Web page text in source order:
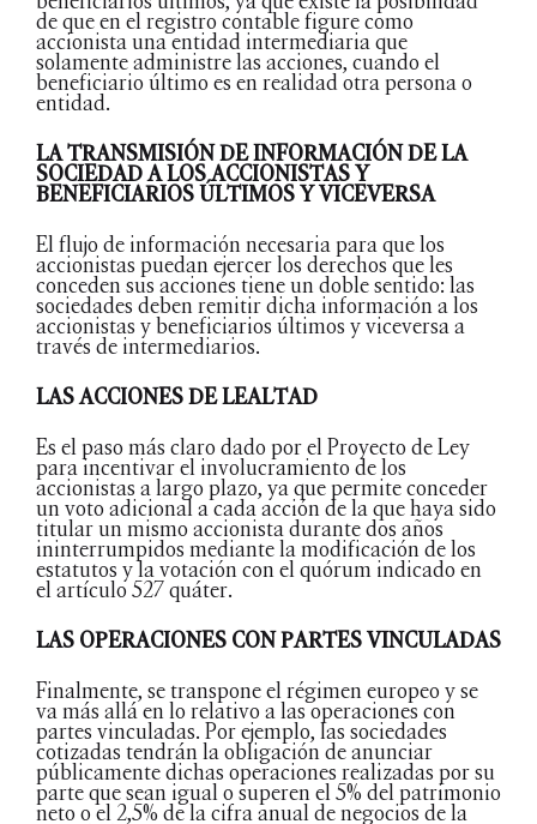
de que en el registro contable figure como
accionista una entidad intermediaria que
solamente administre las acciones, cuando el
beneficiario último es en realidad otra persona o
entidad.
LA TRANSMISIÓN DE INFORMACIÓN DE LA
SOCIEDAD A LOS ACCIONISTAS Y
BENEFICIARIOS ÚLTIMOS Y VICEVERSA
El flujo de información necesaria para que los
accionistas puedan ejercer los derechos que les
conceden sus acciones tiene un doble sentido: las
sociedades deben remitir dicha información a los
accionistas y beneficiarios últimos y viceversa a
través de intermediarios.
LAS ACCIONES DE LEALTAD
Es el paso más claro dado por el Proyecto de Ley
para incentivar el involucramiento de los
accionistas a largo plazo, ya que permite conceder
un voto adicional a cada acción de la que haya sido
titular un mismo accionista durante dos años
ininterrumpidos mediante la modificación de los
estatutos y la votación con el quórum indicado en
el artículo 527 quáter.
LAS OPERACIONES CON PARTES VINCULADAS
Finalmente, se transpone el régimen europeo y se
va más allá en lo relativo a las operaciones con
partes vinculadas. Por ejemplo, las sociedades
cotizadas tendrán la obligación de anunciar
públicamente dichas operaciones realizadas por su
parte que sean igual o superen el 5% del patrimonio
neto o el 2,5% de la cifra anual de negocios de la